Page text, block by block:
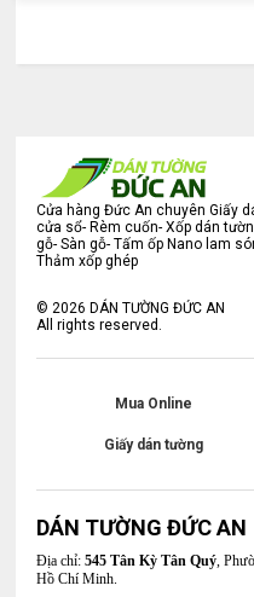
Cửa hàng Đức An chuyên Giấy
cửa sổ- Rèm cuốn- Xốp dán
gỗ- Sàn gỗ- Tấm ốp Nano lam
Thảm xốp ghép
© 2026 DÁN TƯỜNG ĐỨC AN
All rights reserved.
Mua Online
Giấy dán tường
DÁN TƯỜNG ĐỨC AN
Địa chỉ: 545 Tân Kỳ Tân Quý ,
Hồ Chí Minh.